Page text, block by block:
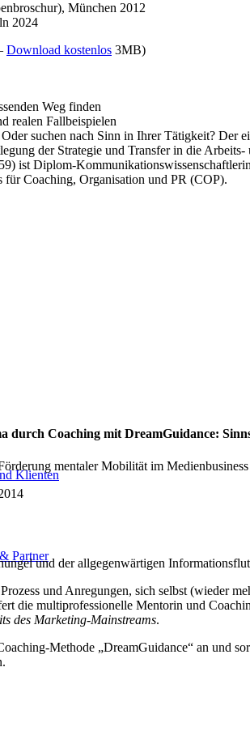
Klienten
Partner
München 2012
2024
Download kostenlos 3MB)
Weg finden
realen Fallbeispielen
suchen nach Sinn in Ihrer Tätigkeit? Der
der Strategie und Transfer in die
ist Diplom-
Coaching, Organisation und PR (COP).
durch Coaching mit DreamGuidance:
mentaler Mobilität im Medienbusiness
und der allgegenwärtigen
und Anregungen, sich selbst (wieder
die multiprofessionelle Mentorin und
des Marketing-Mainstreams.
Methode „DreamGuidance“ an und